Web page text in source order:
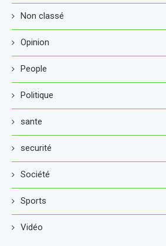
Non classé
Opinion
People
Politique
sante
securité
Société
Sports
Vidéo